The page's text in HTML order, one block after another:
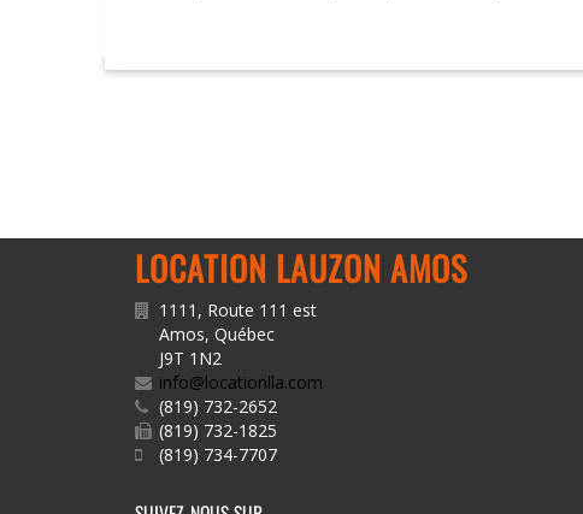
LOCATION LAUZON AMOS
1111, Route 111 est
Amos, Québec
J9T 1N2
info@locationlla.com
(819) 732-2652
(819) 732-1825
(819) 734-7707